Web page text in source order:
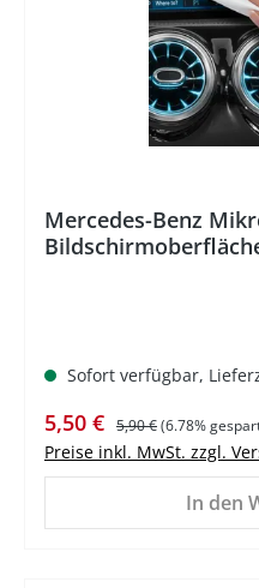
Mercedes-Benz
Sofort verfügbar,
Verkaufspreis:
5,50 € Regulärer Preis:
5,90 €(6.78%
Preise inkl. MwSt. zzgl.
In den